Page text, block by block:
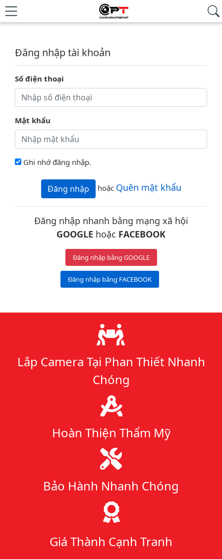
Đăng nhập tài khoản
Số điện thoại
Mật khẩu
Ghi nhớ đăng nhập.
Đăng nhập hoặc Quên mật khẩu
Đăng nhập nhanh bằng mạng xã hội
GOOGLE hoặc FACEBOOK
Đăng nhập bằng GOOGLE
Đăng nhập bằng FACEBOOK
Lý do chọn chúng tôi
Lắp Camera Tại Phan Thiết Nhanh
Chóng
Hoàn Thiện Thẩm Mỹ
Bảo Hành Nhanh Chóng
Giá Thành Cạnh Tranh